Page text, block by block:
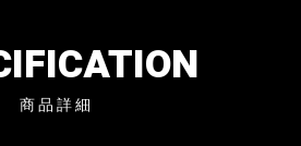
商品詳細